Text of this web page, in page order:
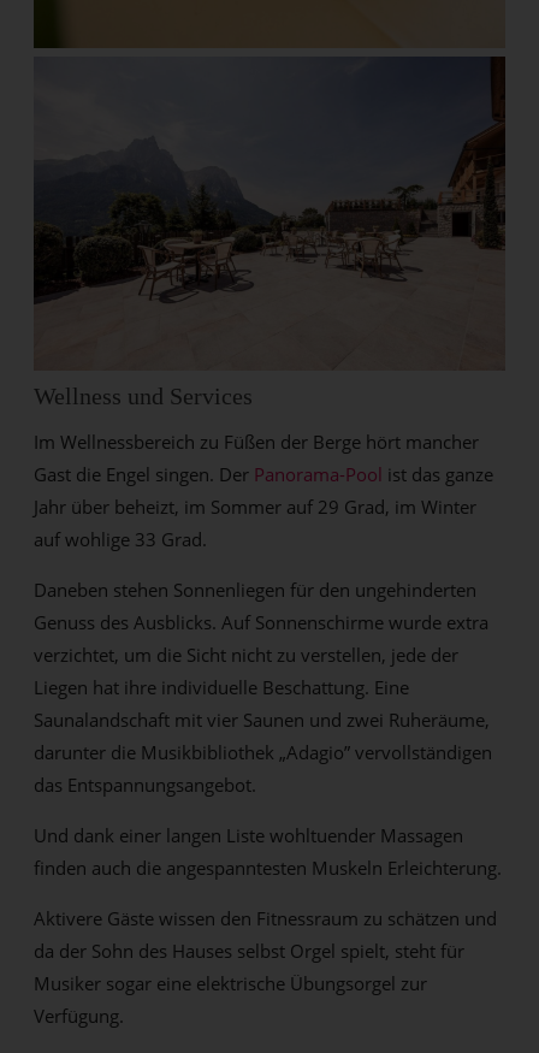
Wellness und Services
Im Wellnessbereich zu Füßen der Berge hört mancher
Gast die Engel singen. Der Panorama-Pool ist das ganze
Jahr über beheizt, im Sommer auf 29 Grad, im Winter
auf wohlige 33 Grad.
Daneben stehen Sonnenliegen für den ungehinderten
Genuss des Ausblicks. Auf Sonnenschirme wurde extra
verzichtet, um die Sicht nicht zu verstellen, jede der
Liegen hat ihre individuelle Beschattung. Eine
Saunalandschaft mit vier Saunen und zwei Ruheräume,
darunter die Musikbibliothek „Adagio” vervollständigen
das Entspannungsangebot.
Und dank einer langen Liste wohltuender Massagen
finden auch die angespanntesten Muskeln Erleichterung.
Aktivere Gäste wissen den Fitnessraum zu schätzen und
da der Sohn des Hauses selbst Orgel spielt, steht für
Musiker sogar eine elektrische Übungsorgel zur
Verfügung.